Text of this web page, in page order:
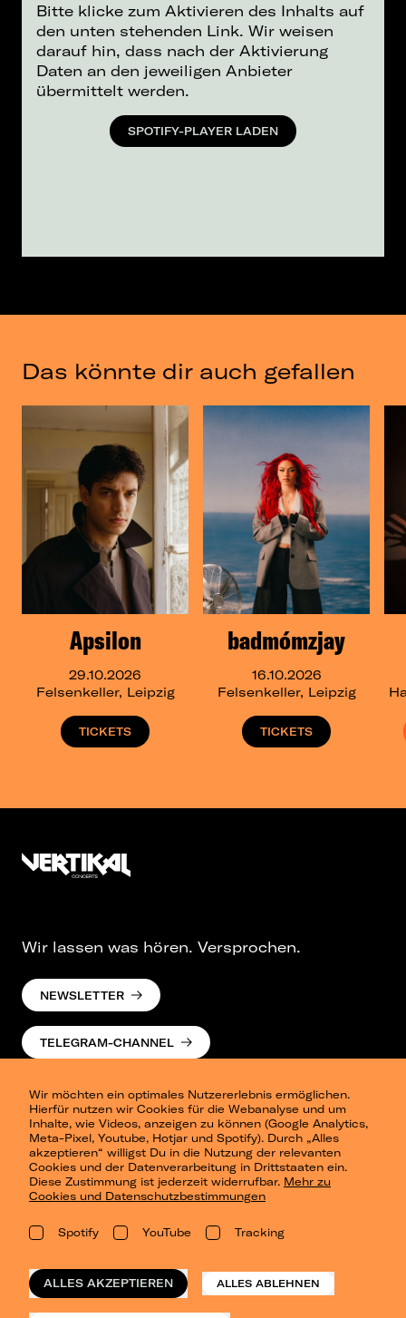
Bitte klicke zum Aktivieren des Inhalts auf
den unten stehenden Link. Wir weisen
darauf hin, dass nach der Aktivierung
Daten an den jeweiligen Anbieter
übermittelt werden.
SPOTIFY-PLAYER LADEN
Das könnte dir auch gefallen
Apsilon
29.10.2026
Felsenkeller, Leipzig
TICKETS
badmómzjay
16.10.2026
Felsenkeller, Leipzig
TICKETS
Wir möchten ein optimales Nutzererlebnis ermöglichen.
Hierfür nutzen wir Cookies für die Webanalyse und um
Inhalte, wie Videos, anzeigen zu können (Google Analytics,
Meta-Pixel, Youtube, Hotjar und Spotify). Durch „Alles
akzeptieren“ willigst Du in die Nutzung der relevanten
Cookies und der Datenverarbeitung in Drittstaaten ein.
Diese Zustimmung ist jederzeit widerrufbar. Mehr zu
Cookies und Datenschutzbestimmungen
Spotify YouTube Tracking
ALLES AKZEPTIEREN ALLES ABLEHNEN
Wir lassen was hören. Versprochen.
NEWSLETTER
TELEGRAM-CHANNEL
Presse
Berlin
Dresden
Leipzig
Konzertsommer Petersberg
Vergangene Shows
o_team
Datenschutz